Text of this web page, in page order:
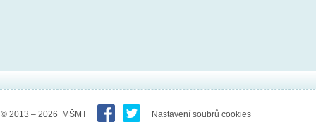
© 2013 – 2026 MŠMT Nastavení soubrů cookies